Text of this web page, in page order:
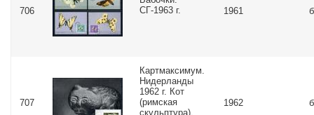
706
СГ-1963 г.
1961
707
Картмаксимум.
Нидерланды
1962 г. Кот
(римская
скульптура).
1962